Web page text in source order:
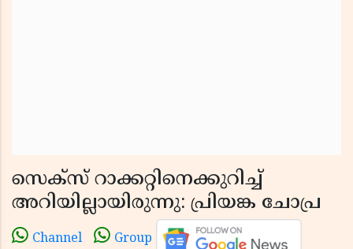
സെക്‌സ് റാക്കറ്റിനെക്കുറിച്ച്
അറിയില്ലായിരുന്നു: പ്രിയങ്ക ചോപ്ര
Channel Group